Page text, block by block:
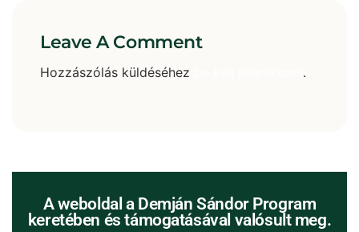
Leave A Comment
Hozzászólás küldéséhez .
A weboldal a Demján Sándor Program
keretében és támogatásával valósult meg.